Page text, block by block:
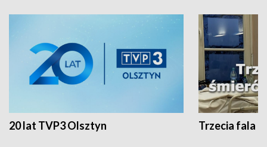
20 lat TVP3 Olsztyn Trzecia fala -